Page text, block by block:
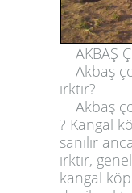
AKBAŞ
Akbaş
ırktır?
Akbaş
? Kangal
sanılır
ırktır,
kangal